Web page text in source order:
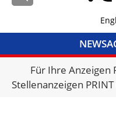
NEWS
Für Ihre Anzeigen
Stellenanzeigen